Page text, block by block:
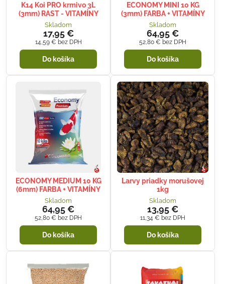
K14 Koi PRO krmivo 3L
(3mm) RAST - VITAMÍNY
Skladom
17,95 €
14,59 € bez DPH
Do košíka
ECONOMY MINI 10 KG
(3mm) FARBA + VITAMÍNY
Skladom
64,95 €
52,80 € bez DPH
Do košíka
ECONOMY MEDIUM 10 KG
(6mm) FARBA + VITAMÍNY
Skladom
64,95 €
52,80 € bez DPH
Do košíka
Larvy priadky morušovej
1kg
Skladom
13,95 €
11,34 € bez DPH
Do košíka